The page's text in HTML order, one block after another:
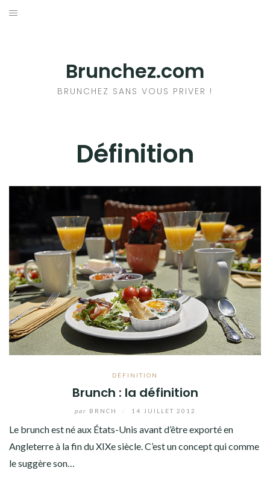
Aller
Brunchez.com
BRUNCHEZ SANS VOUS PRIVER !
Définition
DÉFINITION
Brunch : la définition
par BRNCH 14 JUILLET 2012
Le brunch est né aux États-Unis avant d’être exporté en
Angleterre à la fin du XIXe siècle. C’est un concept qui comme
le suggère son…
A PROPOS DU BRUNCH